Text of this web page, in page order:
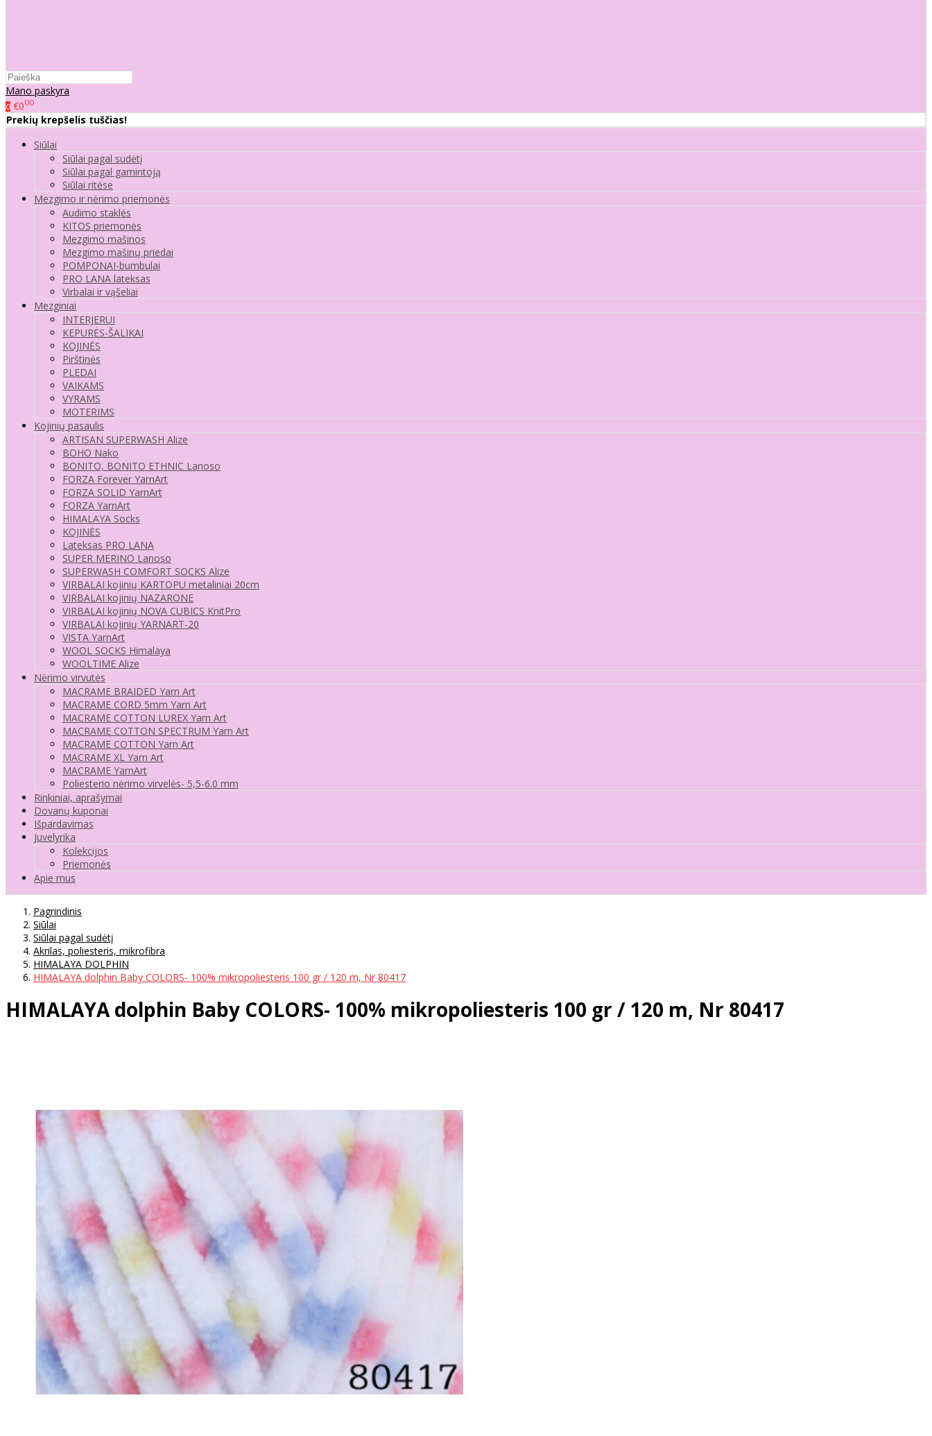
Mano paskyra
0 €000
Prekių krepšelis tuščias!
Siūlai
Siūlai pagal sudėtį
Siūlai pagal gamintoją
Siūlai ritėse
Mezgimo ir nėrimo priemonės
Audimo staklės
KITOS priemonės
Mezgimo mašinos
Mezgimo mašinų priedai
POMPONAI-bumbulai
PRO LANA lateksas
Virbalai ir vąšeliai
Mezginiai
INTERJERUI
KEPURĖS-ŠALIKAI
KOJINĖS
Pirštinės
PLEDAI
VAIKAMS
VYRAMS
MOTERIMS
Kojinių pasaulis
ARTISAN SUPERWASH Alize
BOHO Nako
BONITO, BONITO ETHNIC Lanoso
FORZA Forever YarnArt
FORZA SOLID YarnArt
FORZA YarnArt
HIMALAYA Socks
KOJINĖS
Lateksas PRO LANA
SUPER MERINO Lanoso
SUPERWASH COMFORT SOCKS Alize
VIRBALAI kojinių KARTOPU metaliniai 20cm
VIRBALAI kojinių NAZARONE
VIRBALAI kojinių NOVA CUBICS KnitPro
VIRBALAI kojinių YARNART-20
VISTA YarnArt
WOOL SOCKS Himalaya
WOOLTIME Alize
Nėrimo virvutės
MACRAME BRAIDED Yarn Art
MACRAME CORD 5mm Yarn Art
MACRAME COTTON LUREX Yarn Art
MACRAME COTTON SPECTRUM Yarn Art
MACRAME COTTON Yarn Art
MACRAME XL Yarn Art
MACRAME YarnArt
Poliesterio nėrimo virvelės- 5,5-6.0 mm
Rinkiniai, aprašymai
Dovanų kuponai
Išpardavimas
Juvelyrika
Kolekcijos
Priemonės
Apie mus
Pagrindinis
Siūlai
Siūlai pagal sudėtį
Akrilas, poliesteris, mikrofibra
HIMALAYA DOLPHIN
HIMALAYA dolphin Baby COLORS- 100% mikropoliesteris 100 gr / 120 m, Nr 80417
HIMALAYA dolphin Baby COLORS- 100% mikropoliesteris 100 gr / 120 m, Nr 80417